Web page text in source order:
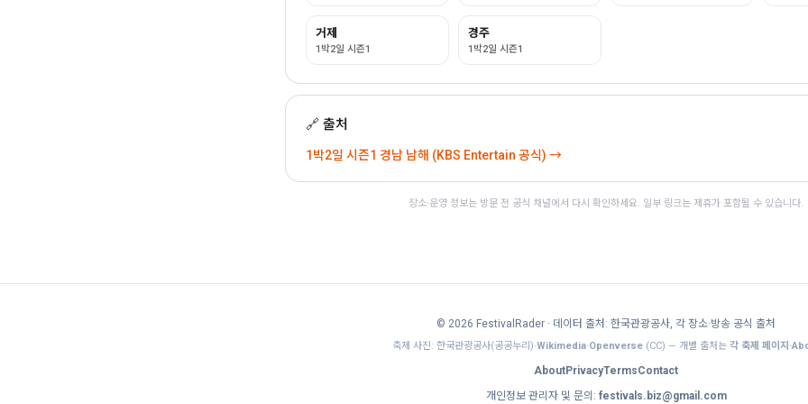
거제
1박2일 시즌1
경주
1박2일 시즌1
🔗 출처
1박2일 시즌1 경남 남해 (KBS Entertain 공식) →
장소·운영 정보는 방문 전 공식 채널에서 다시 확인하세요. 일부 링크는 제휴가 포함될 수 있습니다.
© 2026 FestivalRader · 데이터 출처: 한국관광공사, 각 장소·방송 공식 출처
축제 사진: 한국관광공사(공공누리)·Wikimedia·Openverse(CC) — 개별 출처는 각 축제 페이지
AboutPrivacyTermsContact
개인정보 관리자 및 문의: festivals.biz@gmail.com